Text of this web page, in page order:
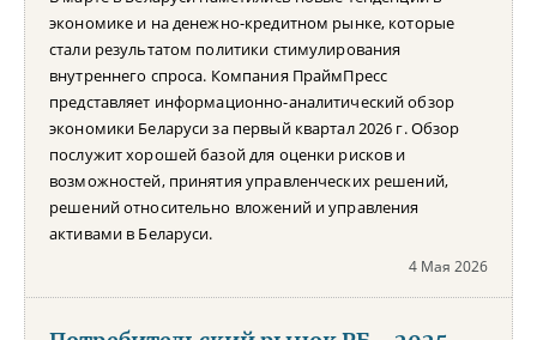
экономике и на денежно-кредитном рынке, которые
стали результатом политики стимулирования
внутреннего спроса. Компания ПраймПресс
представляет информационно-аналитический обзор
экономики Беларуси за первый квартал 2026 г. Обзор
послужит хорошей базой для оценки рисков и
возможностей, принятия управленческих решений,
решений относительно вложений и управления
активами в Беларуси.
4 Мая 2026